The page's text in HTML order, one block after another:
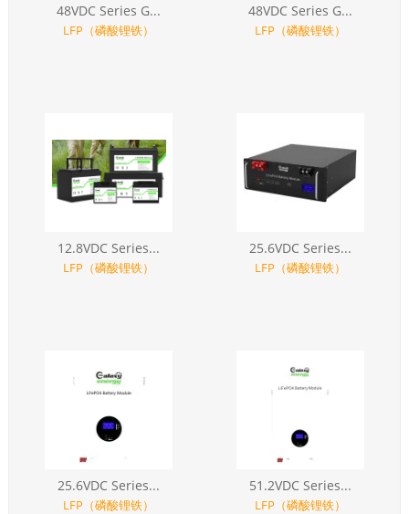
48VDC Series G...
LFP（磷酸锂铁）
48VDC Series G...
LFP（磷酸锂铁）
12.8VDC Series...
LFP（磷酸锂铁）
25.6VDC Series...
LFP（磷酸锂铁）
25.6VDC Series...
LFP（磷酸锂铁）
51.2VDC Series...
LFP（磷酸锂铁）